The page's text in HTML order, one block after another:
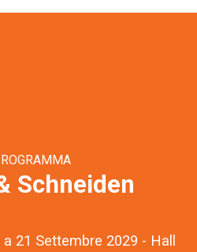
Schneiden
21 Settembre 2029 - Hall